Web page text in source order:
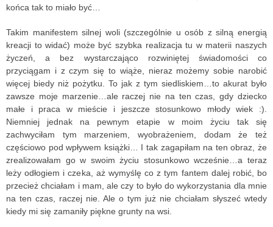
końca tak to miało być…
Takim manifestem silnej woli (szczególnie u osób z silną energią
kreacji to widać) może być szybka realizacja tu w materii naszych
życzeń, a bez wystarczająco rozwiniętej świadomości co
przyciągam i z czym się to wiąże, nieraz możemy sobie narobić
więcej biedy niż pożytku. To jak z tym siedliskiem…to akurat było
zawsze moje marzenie…ale raczej nie na ten czas, gdy dziecko
małe i praca w mieście i jeszcze stosunkowo młody wiek :).
Niemniej jednak na pewnym etapie w moim życiu tak się
zachwyciłam tym marzeniem, wyobrażeniem, dodam że też
częściowo pod wpływem książki… I tak zagapiłam na ten obraz, że
zrealizowałam go w swoim życiu stosunkowo wcześnie…a teraz
leży odłogiem i czeka, aż wymyślę co z tym fantem dalej robić, bo
przecież chciałam i mam, ale czy to było do wykorzystania dla mnie
na ten czas, raczej nie. Ale o tym już nie chciałam słyszeć wtedy
kiedy mi się zamaniły piękne grunty na wsi.